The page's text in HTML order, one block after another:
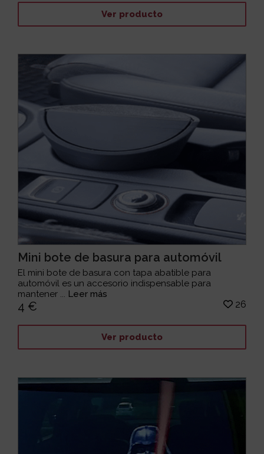
Ver producto
Mini bote de basura para automóvil
El mini bote de basura con tapa abatible para
automóvil es un accesorio indispensable para
mantener ... Leer más
4 € 26
Ver producto